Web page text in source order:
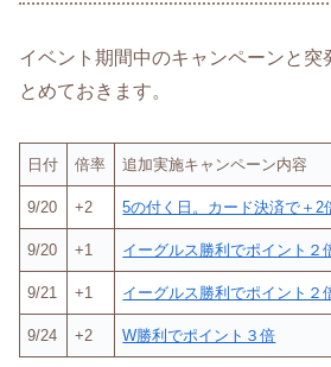
イベント期間中のキャンペーンと突
とめておきます。
日付 倍率 追加実施キャンペーン内容
9/20 +2 5の付く日。カード決済で＋2
9/20 +1 イーグルス勝利でポイント２
9/21 +1 イーグルス勝利でポイント２
9/24 +2 W勝利でポイント３倍